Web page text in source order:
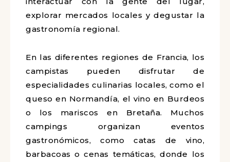
explorar mercados locales y degustar la
gastronomía regional.
En las diferentes regiones de Francia, los
campistas pueden disfrutar de
especialidades culinarias locales, como el
queso en Normandía, el vino en Burdeos
o los mariscos en Bretaña. Muchos
campings organizan eventos
gastronómicos, como catas de vino,
barbacoas o cenas temáticas, donde los